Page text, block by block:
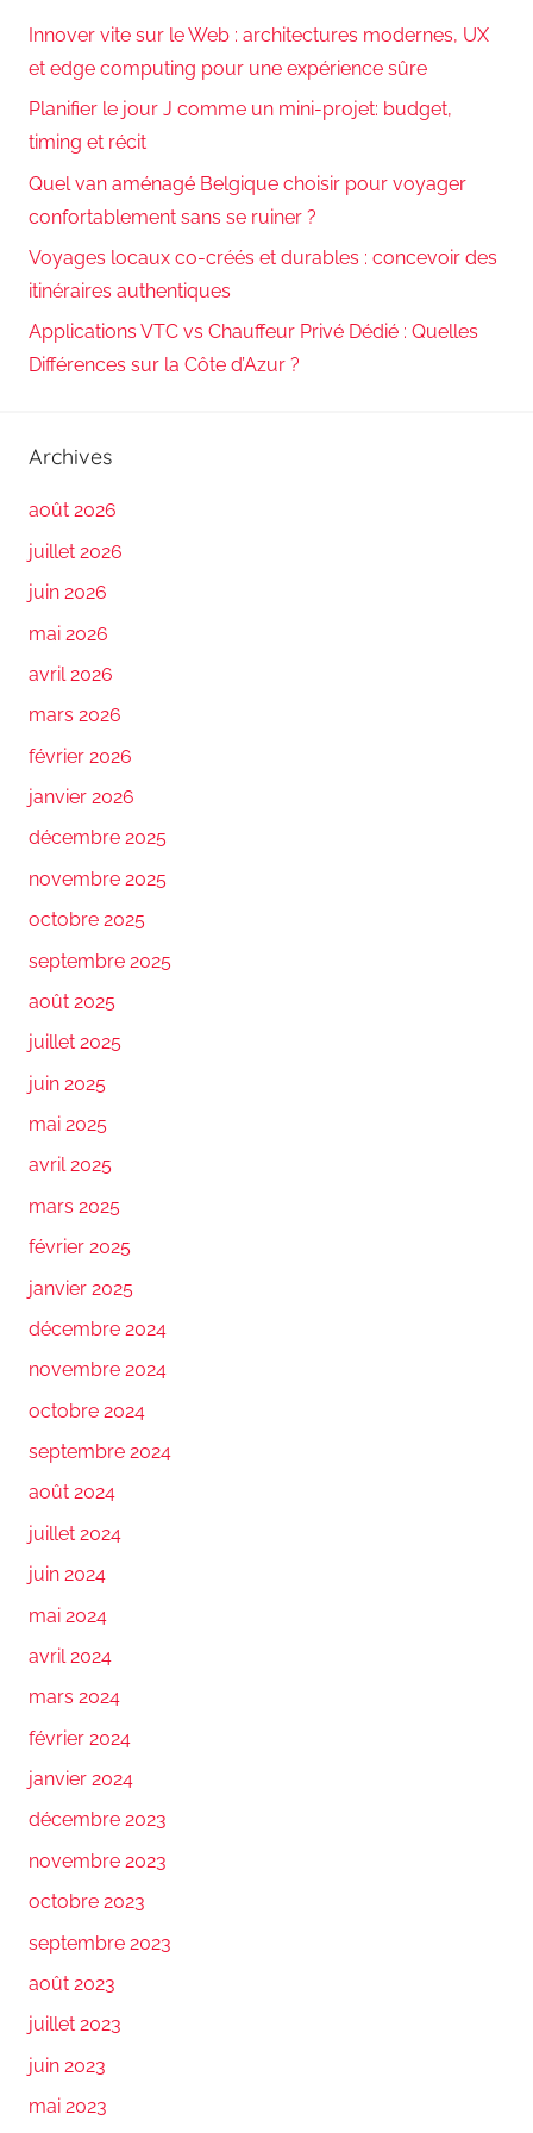
Innover vite sur le Web : architectures modernes, UX
et edge computing pour une expérience sûre
Planifier le jour J comme un mini-projet: budget,
timing et récit
Quel van aménagé Belgique choisir pour voyager
confortablement sans se ruiner ?
Voyages locaux co-créés et durables : concevoir des
itinéraires authentiques
Applications VTC vs Chauffeur Privé Dédié : Quelles
Différences sur la Côte d’Azur ?
Archives
août 2026
juillet 2026
juin 2026
mai 2026
avril 2026
mars 2026
février 2026
janvier 2026
décembre 2025
novembre 2025
octobre 2025
septembre 2025
août 2025
juillet 2025
juin 2025
mai 2025
avril 2025
mars 2025
février 2025
janvier 2025
décembre 2024
novembre 2024
octobre 2024
septembre 2024
août 2024
juillet 2024
juin 2024
mai 2024
avril 2024
mars 2024
février 2024
janvier 2024
décembre 2023
novembre 2023
octobre 2023
septembre 2023
août 2023
juillet 2023
juin 2023
mai 2023